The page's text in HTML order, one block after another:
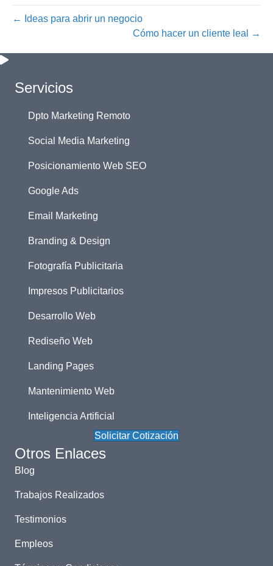
← Ideas para abrir un negocio
Cómo hacer un cliente leal →
Servicios
Dpto Marketing Remoto
Social Media Marketing
Posicionamiento Web SEO
Google Ads
Email Marketing
Branding & Design
Fotografía Publicitaria
Impresos Publicitarios
Desarrollo Web
Rediseño Web
Landing Pages
Mantenimiento Web
Inteligencia Artificial
Solicitar Cotización
Otros Enlaces
Blog
Trabajos Realizados
Testimonios
Empleos